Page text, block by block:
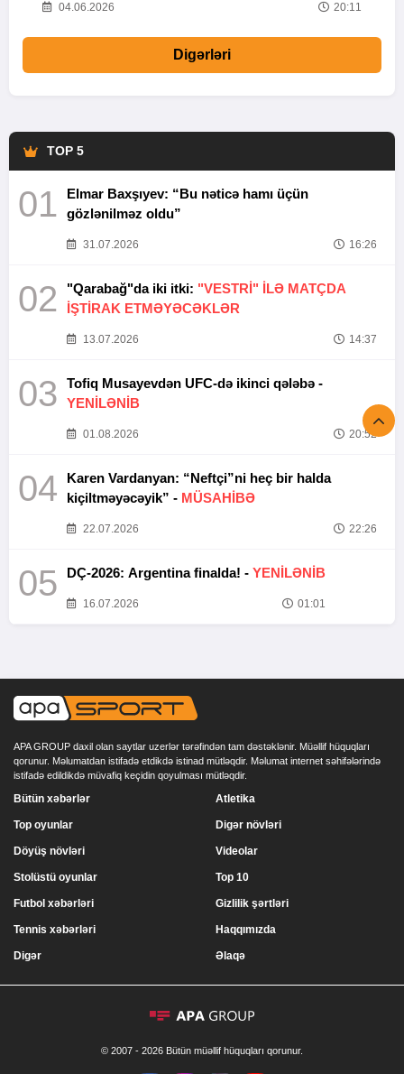
04.06.2026 20:11
Digərləri
TOP 5
01
Elmar Baxşıyev: “Bu nəticə hamı üçün
gözlənilməz oldu”
31.07.2026 16:26
02 "Qarabağ"da iki itki: "VESTRİ" İLƏ MATÇDA
İŞTİRAK ETMƏYƏCƏKLƏR
13.07.2026 14:37
03
Tofiq Musayevdən UFC-də ikinci qələbə -
YENİLƏNİB
01.08.2026 20:52
04
Karen Vardanyan: “Neftçi”ni heç bir halda
kiçiltməyəcəyik” - MÜSAHİBƏ
22.07.2026 22:26
05 DÇ-2026: Argentina finalda! - YENİLƏNİB
16.07.2026 01:01
APA GROUP daxil olan saytlar uzerlər tərəfindən tam dəstəklənir. Müəllif hüquqları
qorunur. Məlumatdan istifadə etdikdə istinad mütləqdir. Məlumat internet səhifələrində
istifadə edildikdə müvafiq keçidin qoyulması mütləqdir.
Bütün xəbərlər
Top oyunlar
Döyüş növləri
Stolüstü oyunlar
Atletika
Digər növləri
Videolar
Top 10
Futbol xəbərləri
Tennis xəbərləri
Digər
Gizlilik şərtləri
Haqqımızda
Əlaqə
© 2007 - 2026 Bütün müəllif hüquqları qorunur.